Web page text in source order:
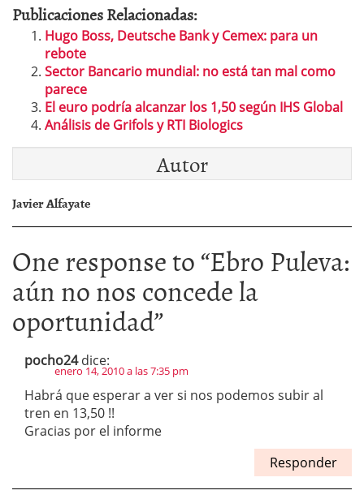
Publicaciones Relacionadas:
Hugo Boss, Deutsche Bank y Cemex: para un
rebote
Sector Bancario mundial: no está tan mal como
parece
El euro podría alcanzar los 1,50 según IHS Global
Análisis de Grifols y RTI Biologics
Autor
Javier Alfayate
One response to “Ebro Puleva:
aún no nos concede la
oportunidad”
pocho24 dice:
enero 14, 2010 a las 7:35 pm
Habrá que esperar a ver si nos podemos subir al
tren en 13,50 !!
Gracias por el informe
Responder